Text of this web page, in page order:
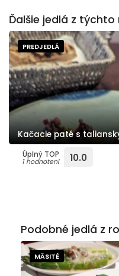
Ďalšie jedlá z
PREDJEDLÁ
Kačacie paté s
Úplný TOP
1 hodnotení 10.0
Podobné jedlá z
MÄSITÉ